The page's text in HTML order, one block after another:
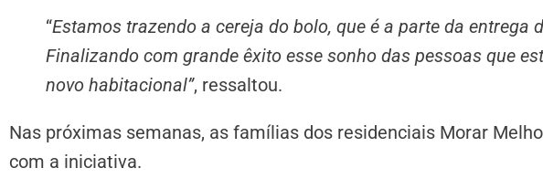
“Estamos trazendo a cereja do bolo, que é a parte da entrega
Finalizando com grande êxito esse sonho das pessoas que
novo habitacional”, ressaltou.
Nas próximas semanas, as famílias dos residenciais Morar
com a iniciativa.